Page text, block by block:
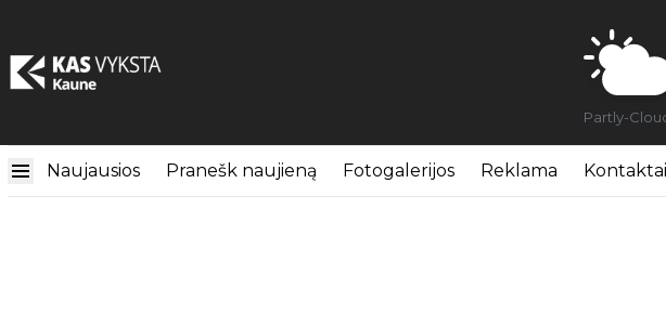
Partly-
Naujausios Pranešk naujieną Fotogalerijos Reklama Kontaktai